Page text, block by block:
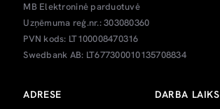
MB Elektroninė parduotuvė
Uzņēmuma reģ.nr.: 303080360
PVN kods: LT100008470316
Swedbank AB: LT677300010135708834
ADRESE DARBA LAIKS